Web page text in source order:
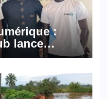
:
lance
et Pyramid
in